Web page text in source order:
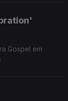
Gospel em